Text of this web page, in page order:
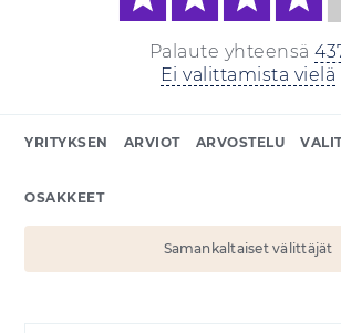
Palaute yhteensä
Ei valittamista vielä
YRITYKSEN ARVIOT ARVOSTELU
OSAKKEET
Samankaltaiset välittäjät